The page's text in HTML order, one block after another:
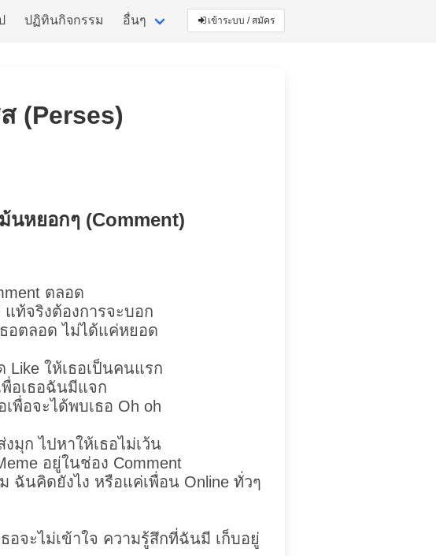
ปฏิทินกิจกรรม อื่นๆ เข้าระบบ / สมัคร
(Perses)
ม้นหยอกๆ (Comment)
ตลอด
แท้จริงต้องการจะบอก
อตลอด ไม่ได้แค่หยอด
Like ให้เธอเป็นคนแรก
พื่อเธอฉันมีแจก
เพื่อจะได้พบเธอ Oh oh
มุก ไปหาให้เธอไม่เว้น
อยู่ในช่อง Comment
ฉันคิดยังไง หรือแค่เพื่อน Online ทั่วๆ
ธอจะไม่เข้าใจ ความรู้สึกที่ฉันมี เก็บอยู่